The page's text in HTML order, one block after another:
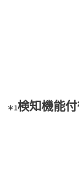
＊1検知機能